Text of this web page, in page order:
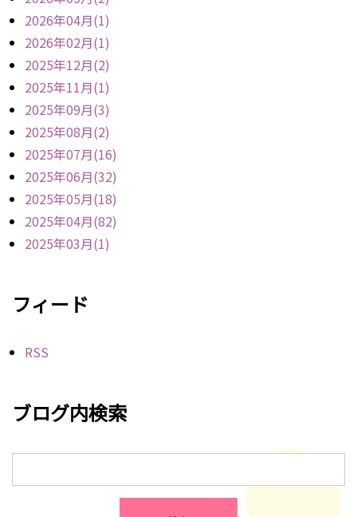
2026年04月(1)
2026年02月(1)
2025年12月(2)
2025年11月(1)
2025年09月(3)
2025年08月(2)
2025年07月(16)
2025年06月(32)
2025年05月(18)
2025年04月(82)
2025年03月(1)
フィード
RSS
ブログ内検索